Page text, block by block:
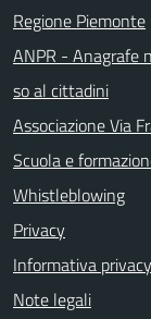
Regione Piemonte
ANPR - Anagrafe
so al cittadini
Associazione Via
Scuola e
Whistleblowing
Privacy
Informativa privacy
Note legali